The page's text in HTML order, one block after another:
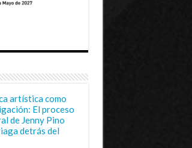
artística como
El proceso
de Jenny Pino
detrás del